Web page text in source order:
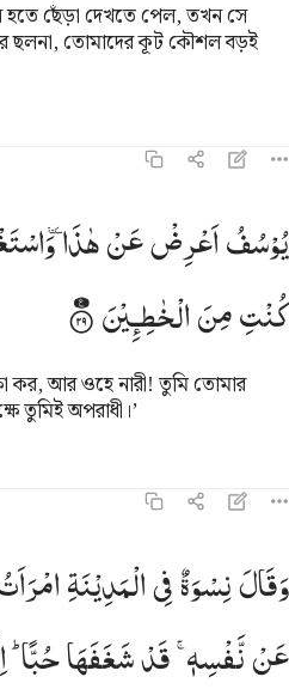
হতে ছেঁড়া দেখতে পেল, তখন সে
ছলনা, তোমাদের কূট কৌশল বড়ই
يوسف اعرض عن هاذا واستغفري لذنبك
يُوسُفُ أَعْرِضْ عَنْ هَـٰذَا ۚ وَٱسْتَغْفِرِى
یُوْسُفُاَعْرِضْعَنْهٰذَا ٚ
كُنْتِمِنَالْخٰطِـِٕیْنَ
কর, আর ওহে নারী! তুমি তোমার
তুমিই অপরাধী।’
۞ وقال نسوة في المدينة امرات
۞ وَقَالَ نِسْوَةٌۭ فِى ٱلْمَدِينَةِ ٱمْرَأَتُ
وَقَالَنِسْوَةٌفِیالْمَدِیْنَةِ
عَنْنَّفْسِهٖ ۚ قَدْشَغَفَهَاحُبًّا ؕ